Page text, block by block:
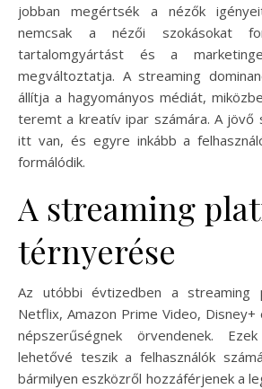
jobban megértsék a nézők
nemcsak a nézői szokásokat
tartalomgyártást és a
megváltoztatja. A streaming
állítja a hagyományos médiát,
teremt a kreatív ipar számára. A jövő
itt van, és egyre inkább a
formálódik.
A streaming
térnyerése
Az utóbbi évtizedben a streaming
Netflix, Amazon Prime Video, Disney+
népszerűségnek örvendenek.
lehetővé teszik a felhasználók
bármilyen eszközről hozzáférjenek a